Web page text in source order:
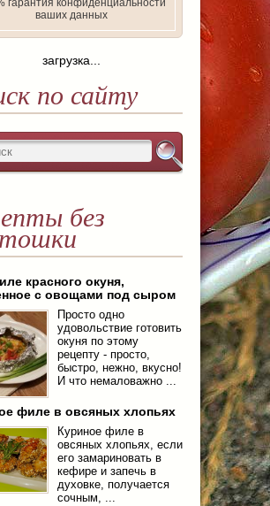
гарантия конфиденциальности
ваших данных
загрузка...
по сайту
без
красного окуня,
с овощами под сыром
Просто одно
удовольствие готовить
окуня по этому
рецепту - просто,
быстро, нежно, вкусно!
И что немаловажно ...
филе в овсяных хлопьях
Куриное филе в
овсяных хлопьях, если
его замариновать в
кефире и запечь в
духовке, получается
сочным, ...